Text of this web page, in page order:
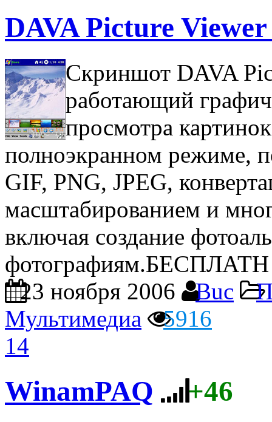
DAVA Picture
Скриншот DAVA
работающий
просмотра
полноэкранном режиме,
GIF, PNG, JPEG,
масштабированием и
включая создание
фотографиям.БЕСПЛАТН
23 ноября 2006
Buc
Мультимедиа
5916
14
WinamPAQ +46